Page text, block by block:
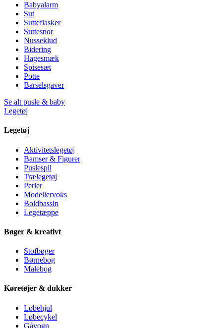
Babyalarm
Sut
Sutteflasker
Suttesnor
Nusseklud
Bidering
Hagesmæk
Spisesæt
Potte
Barselsgaver
Se alt pusle & baby
Legetøj
Legetøj
Aktivitetslegetøj
Bamser & Figurer
Puslespil
Trælegetøj
Perler
Modellervoks
Boldbassin
Legetæppe
Bøger & kreativt
Stofbøger
Børnebog
Malebog
Køretøjer & dukker
Løbehjul
Løbecykel
Gåvogn